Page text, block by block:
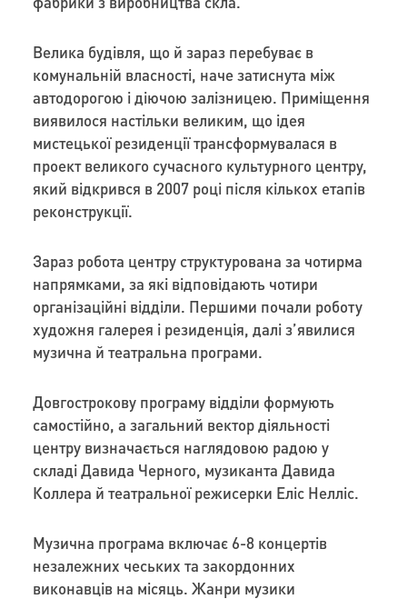
Велика будівля, що й зараз перебуває в
комунальній власності, наче затиснута між
автодорогою і діючою залізницею. Приміщення
виявилося настільки великим, що ідея
мистецької резиденції трансформувалася в
проект великого сучасного культурного центру,
який відкрився в 2007 році після кількох етапів
реконструкції.
Зараз робота центру структурована за чотирма
напрямками, за які відповідають чотири
організаційні відділи. Першими почали роботу
художня галерея і резиденція, далі з’явилися
музична й театральна програми.
Довгострокову програму відділи формують
самостійно, а загальний вектор діяльності
центру визначається наглядовою радою у
складі Давида Черного, музиканта Давида
Коллера й театральної режисерки Еліс Нелліс.
Музична програма включає 6-8 концертів
незалежних чеських та закордонних
виконавців на місяць. Жанри музики